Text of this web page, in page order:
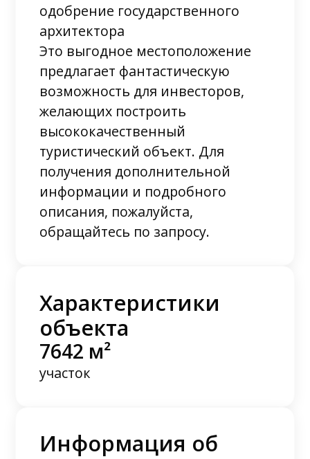
одобрение государственного
архитектора
Это выгодное местоположение
предлагает фантастическую
возможность для инвесторов,
желающих построить
высококачественный
туристический объект. Для
получения дополнительной
информации и подробного
описания, пожалуйста,
обращайтесь по запросу.
Характеристики
объекта
7642 м²
участок
Информация об